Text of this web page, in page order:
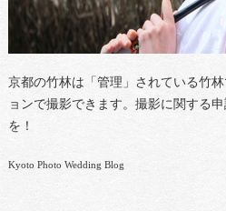
京都の竹林は「管理」されている竹
ョンで撮影できます。撮影に関する
を！
Kyoto Photo Wedding Blog